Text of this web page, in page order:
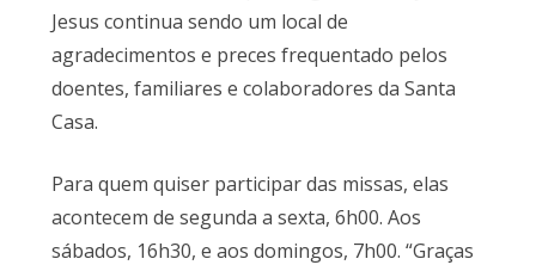
Jesus continua sendo um local de
agradecimentos e preces frequentado pelos
doentes, familiares e colaboradores da Santa
Casa.
Para quem quiser participar das missas, elas
acontecem de segunda a sexta, 6h00. Aos
sábados, 16h30, e aos domingos, 7h00. “Graças